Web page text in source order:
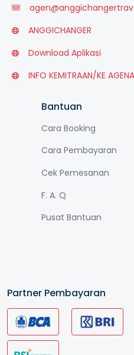
ANGGICHANGER
Download Aplikasi
INFO KEMITRAAN/KE
Bantuan
Cara Booking
Cara Pembayaran
Cek Pemesanan
F. A. Q
Pusat Bantuan
Partner Pembayaran